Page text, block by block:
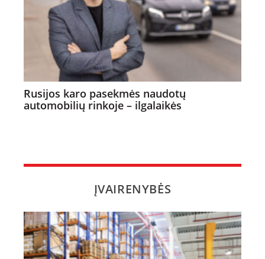
Rusijos karo pasekmės naudotų
automobilių rinkoje – ilgalaikės
ĮVAIRENYBĖS